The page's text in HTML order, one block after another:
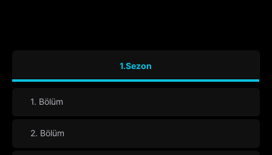
1.Sezon
1. Bölüm
2. Bölüm